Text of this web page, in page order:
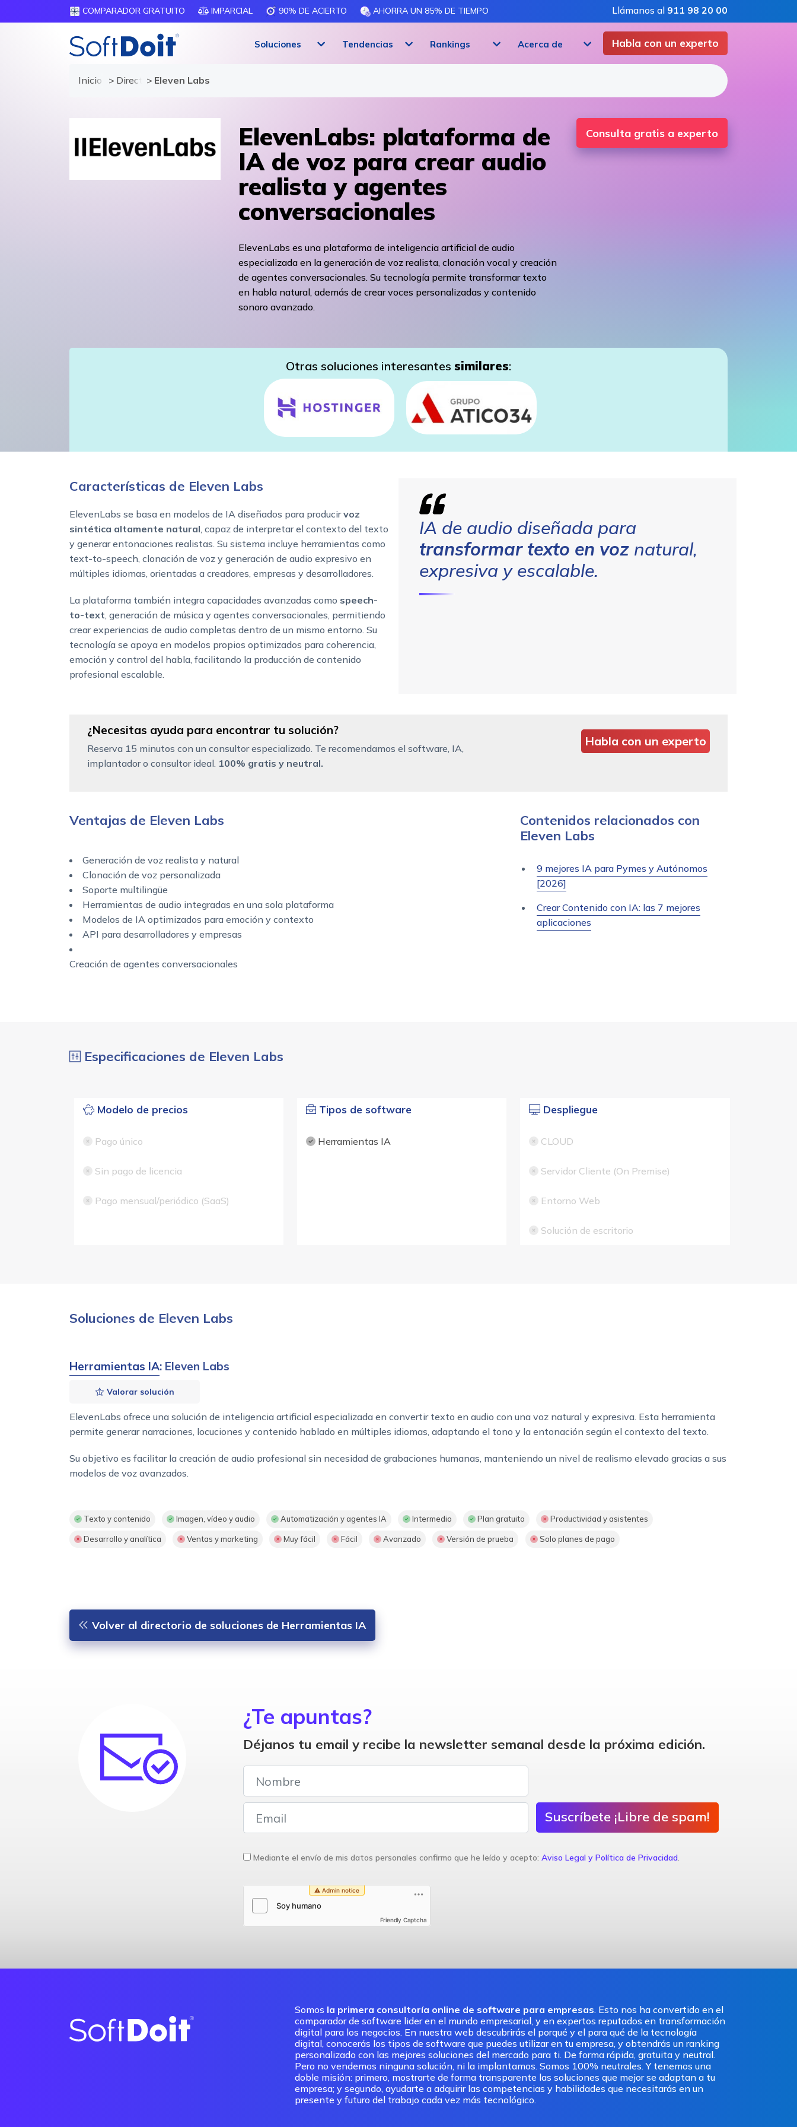
COMPARADOR GRATUITO IMPARCIAL 90% DE ACIERTO AHORRA UN 85% DE TIEMPO Llámanos al 911 98 20 00
Habla con un experto
Soluciones Tendencias Rankings Acerca de
Inicio Directorio de proveedores
Eleven Labs
ElevenLabs: plataforma de
IA de voz para crear audio
realista y agentes
conversacionales
ElevenLabs es una plataforma de inteligencia artificial de audio
especializada en la generación de voz realista, clonación vocal y creación
de agentes conversacionales. Su tecnología permite transformar texto
en habla natural, además de crear voces personalizadas y contenido
sonoro avanzado.
Consulta gratis a experto
Otras soluciones interesantes similares:
Características de Eleven Labs
ElevenLabs se basa en modelos de IA diseñados para producirvoz
sintética altamente natural, capaz de interpretar el contexto del texto
y generar entonaciones realistas. Su sistema incluye herramientas como
text-to-speech, clonación de voz y generación de audio expresivo en
múltiples idiomas, orientadas a creadores, empresas y desarrolladores.
La plataforma también integra capacidades avanzadas como speech-
to-text, generación de música y agentes conversacionales, permitiendo
crear experiencias de audio completas dentro de un mismo entorno. Su
tecnología se apoya en modelos propios optimizados para coherencia,
emoción y control del habla, facilitando la producción de contenido
profesional escalable.
IA de audio diseñada para
transformar texto en voz natural,
expresiva y escalable.
¿Necesitas ayuda para encontrar tu solución?
Reserva 15 minutos con un consultor especializado. Te recomendamos el software, IA,
implantador o consultor ideal. 100% gratis y neutral.
Habla con un experto
Ventajas de Eleven Labs
Generación de voz realista y natural
Clonación de voz personalizada
Soporte multilingüe
Herramientas de audio integradas en una sola plataforma
Modelos de IA optimizados para emoción y contexto
API para desarrolladores y empresas
Creación de agentes conversacionales
Contenidos relacionados con
Eleven Labs
9 mejores IA para Pymes y Autónomos
[2026]
Crear Contenido con IA: las 7 mejores
aplicaciones
Especificaciones de Eleven Labs
Modelo de precios
Pago único
Sin pago de licencia
Pago mensual/periódico (SaaS)
Tipos de software
Herramientas IA
Despliegue
CLOUD
Servidor Cliente (On Premise)
Entorno Web
Solución de escritorio
Soluciones de Eleven Labs
Herramientas IA: Eleven Labs
Valorar solución
ElevenLabs ofrece una solución de inteligencia artificial especializada en convertir texto en audio con una voz natural y expresiva. Esta herramienta
permite generar narraciones, locuciones y contenido hablado en múltiples idiomas, adaptando el tono y la entonación según el contexto del texto.
Su objetivo es facilitar la creación de audio profesional sin necesidad de grabaciones humanas, manteniendo un nivel de realismo elevado gracias a sus
modelos de voz avanzados.
Texto y contenido Imagen, vídeo y audio Automatización y agentes IA Intermedio Plan gratuito Productividad y asistentes
Desarrollo y analítica Ventas y marketing Muy fácil Fácil Avanzado Versión de prueba Solo planes de pago
Volver al directorio de soluciones de Herramientas IA
¿Te apuntas?
Déjanos tu email y recibe la newsletter semanal desde la próxima edición.
Suscríbete ¡Libre de spam!
Mediante el envío de mis datos personales confirmo que he leído y acepto: Aviso Legal y Política de Privacidad.
Friendly Captcha
Somos la primera consultoría online de software para empresas. Esto nos ha convertido en el
comparador de software lider en el mundo empresarial, y en expertos reputados en transformación
digital para los negocios. En nuestra web descubrirás el porqué y el para qué de la tecnología
digital, conocerás los tipos de software que puedes utilizar en tu empresa, y obtendrás un ranking
personalizado con las mejores soluciones del mercado para ti. De forma rápida, gratuita y neutral.
Pero no vendemos ninguna solución, ni la implantamos. Somos 100% neutrales. Y tenemos una
doble misión: primero, mostrarte de forma transparente las soluciones que mejor se adaptan a tu
empresa; y segundo, ayudarte a adquirir las competencias y habilidades que necesitarás en un
presente y futuro del trabajo cada vez más tecnológico.